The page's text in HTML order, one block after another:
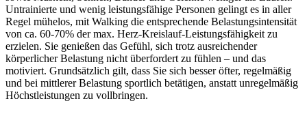
Untrainierte und wenig leistungsfähige Personen gelingt es in aller
Regel mühelos, mit Walking die entsprechende Belastungsintensität
von ca. 60-70% der max. Herz-Kreislauf-Leistungsfähigkeit zu
erzielen. Sie genießen das Gefühl, sich trotz ausreichender
körperlicher Belastung nicht überfordert zu fühlen – und das
motiviert. Grundsätzlich gilt, dass Sie sich besser öfter, regelmäßig
und bei mittlerer Belastung sportlich betätigen, anstatt unregelmäßig
Höchstleistungen zu vollbringen.